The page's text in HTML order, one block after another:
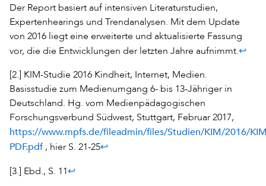
Der Report basiert auf intensiven Literaturstudien,
Expertenhearings und Trendanalysen. Mit dem Update
von 2016 liegt eine erweiterte und aktualisierte Fassung
vor, die die Entwicklungen der letzten Jahre aufnimmt.↩
[2.] KIM-Studie 2016 Kindheit, Internet, Medien.
Basisstudie zum Medienumgang 6- bis 13-Jähriger in
Deutschland. Hg. vom Medienpädagogischen
Forschungsverbund Südwest, Stuttgart, Februar 2017,
https://www.mpfs.de/fileadmin/files/Studien/KIM/2016/
PDF.pdf, hier S. 21-25↩
[3.] Ebd., S. 11↩